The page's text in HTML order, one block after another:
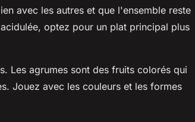
avec les autres et que l'ensemble reste
optez pour un plat principal plus
Les agrumes sont des fruits colorés qui
Jouez avec les couleurs et les formes